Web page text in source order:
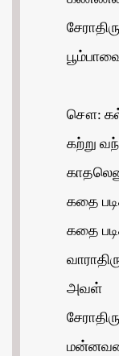
சௌ:
கற்று
கதை
கதை
அவள்